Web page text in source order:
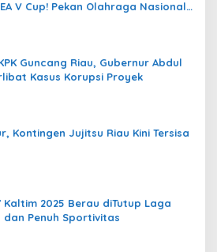
V Cup! Pekan Olahraga Nasional
Guncang Riau, Gubernur Abdul
Kasus Korupsi Proyek
Kontingen Jujitsu Riau Kini Tersisa
Kaltim 2025 Berau diTutup Laga
dan Penuh Sportivitas